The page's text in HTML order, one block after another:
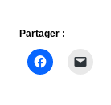
Partager :